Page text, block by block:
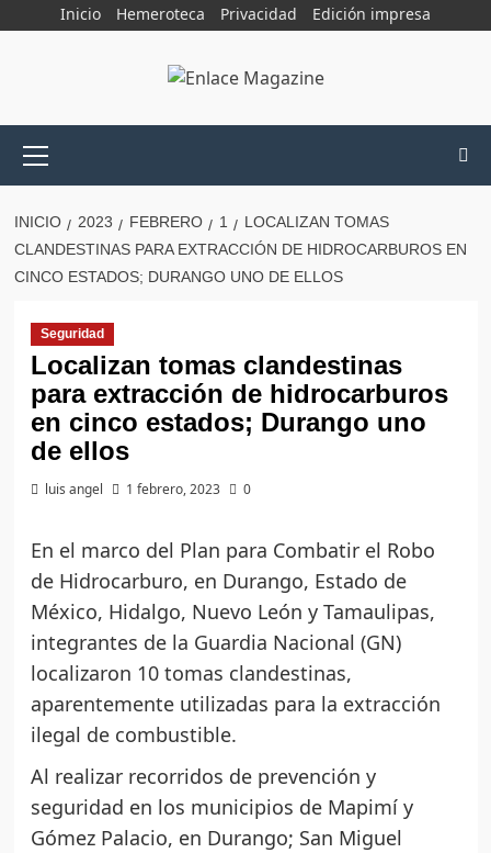
Inicio Hemeroteca Privacidad Edición impresa
principal
INICIO 2023 FEBRERO 1
LOCALIZAN TOMAS
CLANDESTINAS PARA EXTRACCIÓN DE HIDROCARBUROS EN
CINCO ESTADOS; DURANGO UNO DE ELLOS
Seguridad
Localizan tomas clandestinas
para extracción de hidrocarburos
en cinco estados; Durango uno
de ellos
luis angel 1 febrero, 2023 0
En el marco del Plan para Combatir el Robo
de Hidrocarburo, en Durango, Estado de
México, Hidalgo, Nuevo León y Tamaulipas,
integrantes de la Guardia Nacional (GN)
localizaron 10 tomas clandestinas,
aparentemente utilizadas para la extracción
ilegal de combustible.
Al realizar recorridos de prevención y
seguridad en los municipios de Mapimí y
Gómez Palacio, en Durango; San Miguel